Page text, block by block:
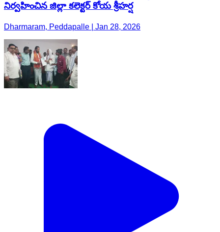
నిర్వహించిన జిల్లా కలెక్టర్ కోయ శ్రీహర్ష
Dharmaram, Peddapalle | Jan 28, 2026